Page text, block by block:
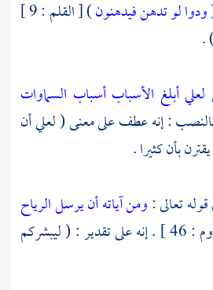
ودوا لو تدهن فيدهنون
) [ القلم : 9 ]
.
لعلي أبلغ الأسباب أسباب السماوات
: 36 ] ، بالنصب : إنه عطف على معنى ( لعلي أن
بأن كثيرا .
تعالى :ومن آياته أن يرسل الرياح
[ الروم : 46 ] . إنه على تقدير : ( ليبشركم